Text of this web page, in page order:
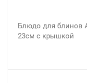
Блюдо для
23см с крышкой